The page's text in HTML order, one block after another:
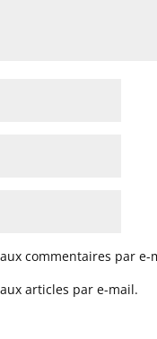
commentaires par e-
articles par e-mail.